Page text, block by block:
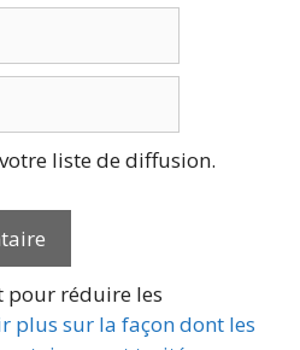
liste de diffusion.
pour réduire les
plus sur la façon dont les